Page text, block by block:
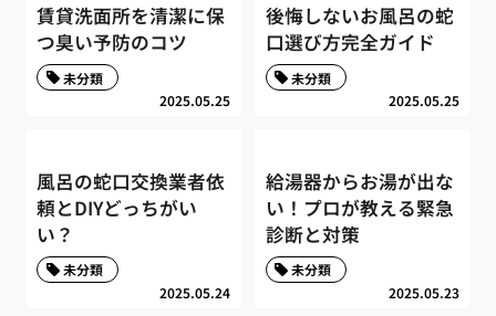
賃貸洗面所を清潔に保
つ臭い予防のコツ
2025.05.25
未分類
後悔しないお風呂の蛇
口選び方完全ガイド
2025.05.25
未分類
風呂の蛇口交換業者依
頼とDIYどっちがい
い？
2025.05.24
未分類
給湯器からお湯が出な
い！プロが教える緊急
診断と対策
2025.05.23
未分類